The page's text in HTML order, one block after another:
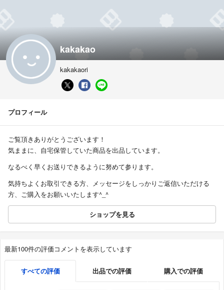
kakakao
kakakaori
プロフィール
ご覧頂きありがとうございます！
気ままに、自宅保管していた商品を出品しています。
なるべく早くお送りできるように努めて参ります。
気持ちよくお取引できる方、メッセージをしっかりご返信いただける
方、ご購入をお願いいたします^_^
ショップを見る
最新100件の評価コメントを表示しています
すべての評価 出品での評価 購入での評価